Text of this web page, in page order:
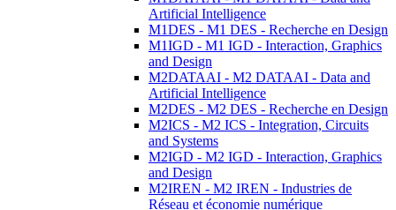
Artificial Intelligence
M1DES - M1 DES - Recherche en Design
M1IGD - M1 IGD - Interaction, Graphics
and Design
M2DATAAI - M2 DATAAI - Data and
Artificial Intelligence
M2DES - M2 DES - Recherche en Design
M2ICS - M2 ICS - Integration, Circuits
and Systems
M2IGD - M2 IGD - Interaction, Graphics
and Design
M2IREN - M2 IREN - Industries de
Réseau et économie numérique